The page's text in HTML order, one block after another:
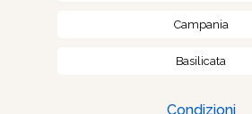
Campania
Basilicata
Condizioni